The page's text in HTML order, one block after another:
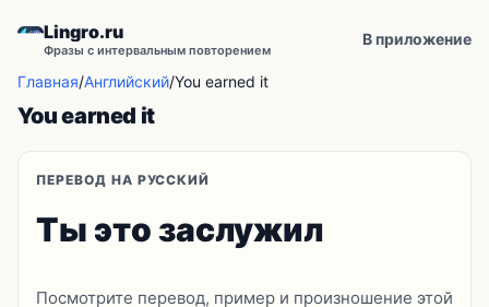
Lingro.ru
Фразы с интервальным повторением
В приложение
Главная/Английский/You earned it
You earned it
ПЕРЕВОД НА РУССКИЙ
Ты это заслужил
Посмотрите перевод, пример и произношение этой